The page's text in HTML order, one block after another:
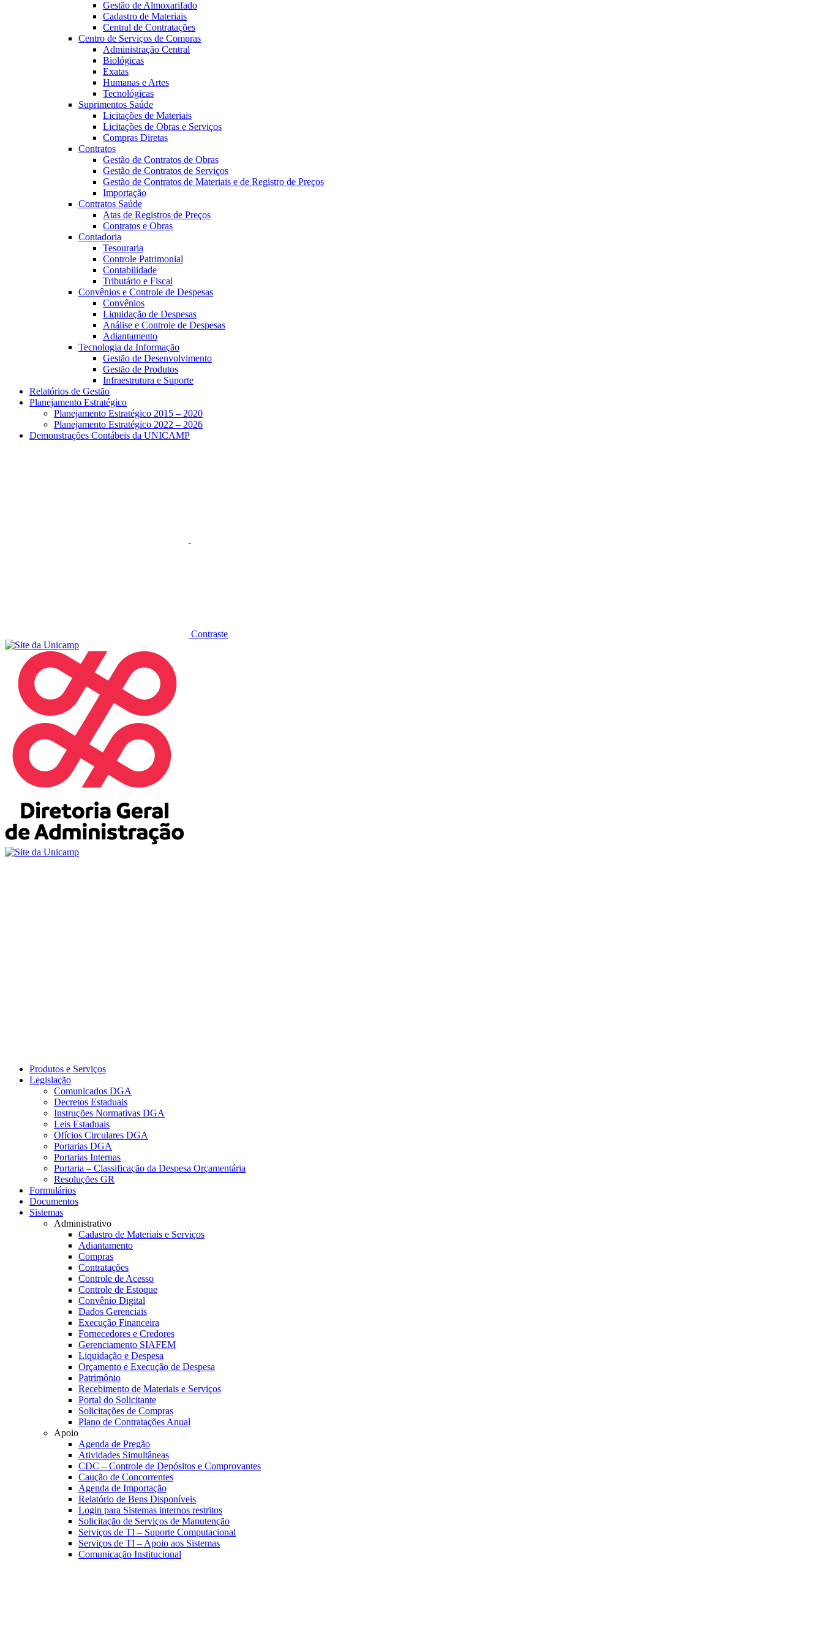
Gestão de Almoxarifado
Cadastro de Materiais
Central de Contratações
Centro de Serviços de Compras
Administração Central
Biológicas
Exatas
Humanas e Artes
Tecnológicas
Suprimentos Saúde
Licitações de Materiais
Licitações de Obras e Serviços
Compras Diretas
Contratos
Gestão de Contratos de Obras
Gestão de Contratos de Serviços
Gestão de Contratos de Materiais e de Registro de Preços
Importação
Contratos Saúde
Atas de Registros de Preços
Contratos e Obras
Contadoria
Tesouraria
Controle Patrimonial
Contabilidade
Tributário e Fiscal
Convênios e Controle de Despesas
Convênios
Liquidação de Despesas
Análise e Controle de Despesas
Adiantamento
Tecnologia da Informação
Gestão de Desenvolvimento
Gestão de Produtos
Infraestrutura e Suporte
Relatórios de Gestão
Planejamento Estratégico
Planejamento Estratégico 2015 – 2020
Planejamento Estratégico 2022 – 2026
Demonstrações Contábeis da UNICAMP
Contraste
Produtos e Serviços
Legislação
Comunicados DGA
Decretos Estaduais
Instruções Normativas DGA
Leis Estaduais
Ofícios Circulares DGA
Portarias DGA
Portarias Internas
Portaria – Classificação da Despesa Orçamentária
Resoluções GR
Formulários
Documentos
Sistemas
Administrativo
Cadastro de Materiais e Serviços
Adiantamento
Compras
Contratações
Controle de Acesso
Controle de Estoque
Convênio Digital
Dados Gerenciais
Execução Financeira
Fornecedores e Credores
Gerenciamento SIAFEM
Liquidação e Despesa
Orçamento e Execução de Despesa
Patrimônio
Recebimento de Materiais e Serviços
Portal do Solicitante
Solicitações de Compras
Plano de Contratações Anual
Apoio
Agenda de Pregão
Atividades Simultâneas
CDC – Controle de Depósitos e Comprovantes
Caução de Concorrentes
Agenda de Importação
Relatório de Bens Disponíveis
Login para Sistemas internos restritos
Solicitação de Serviços de Manutenção
Serviços de TI – Suporte Computacional
Serviços de TI – Apoio aos Sistemas
Comunicação Institucional